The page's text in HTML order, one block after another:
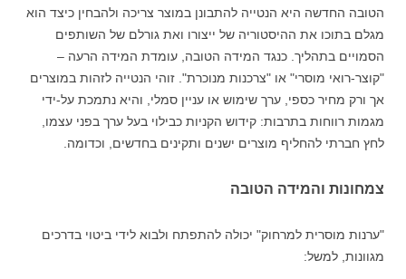
הטובה החדשה היא הנטייה להתבונן במוצר צריכה ולהבחין כיצד הוא
מגלם בתוכו את ההיסטוריה של ייצורו ואת גורלם של השותפים
הסמויים בתהליך. כנגד המידה הטובה, עומדת המידה הרעה –
"קוצר-רואי מוסרי" או "צרכנות מנוכרת". זוהי הנטייה לזהות במוצרים
אך ורק מחיר כספי, ערך שימוש או עניין סמלי, והיא נתמכת על-ידי
מגמות רווחות בתרבות: קידוש הקניות כבילוי בעל ערך בפני עצמו,
לחץ חברתי להחליף מוצרים ישנים ותקינים בחדשים, וכדומה.
צמחונות והמידה הטובה
"ערנות מוסרית למרחוק" יכולה להתפתח ולבוא לידי ביטוי בדרכים
מגוונות, למשל: